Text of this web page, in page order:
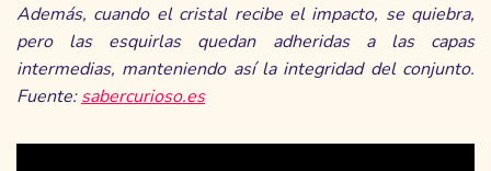
Además, cuando el cristal recibe el impacto, se quiebra,
pero las esquirlas quedan adheridas a las capas
intermedias, manteniendo así la integridad del conjunto.
Fuente:sabercurioso.es